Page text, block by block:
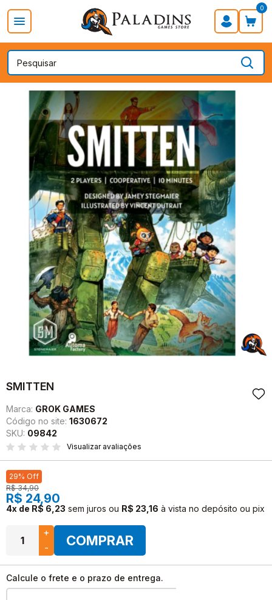
0
PROMOÇÃO DIA DOS PAIS Board Games Card Games
SMITTEN
Marca: GROK GAMES
Código no site: 1630672
SKU: 09842
Visualizar avaliações
29% Off
R$ 34,90
R$ 24,90
4x de R$ 6,23 sem juros ou R$ 23,16 à vista no depósito ou pix
+
-
COMPRAR
Calcule o frete e o prazo de entrega.